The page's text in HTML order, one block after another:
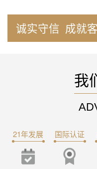
诚实守信 成就
我
21年发展 国际认证